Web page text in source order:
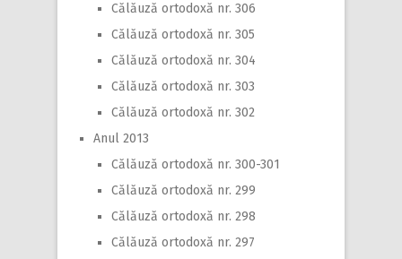
Călăuză ortodoxă nr. 306
Călăuză ortodoxă nr. 305
Călăuză ortodoxă nr. 304
Călăuză ortodoxă nr. 303
Călăuză ortodoxă nr. 302
Anul 2013
Călăuză ortodoxă nr. 300-301
Călăuză ortodoxă nr. 299
Călăuză ortodoxă nr. 298
Călăuză ortodoxă nr. 297